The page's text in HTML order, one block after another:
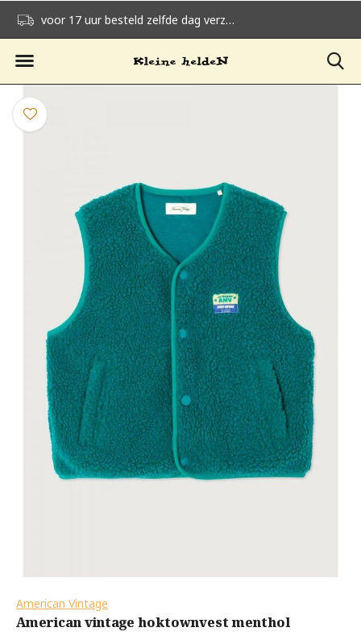
voor 17 uur besteld zelfde dag verzonden
American Vintage
American vintage hoktownvest menthol